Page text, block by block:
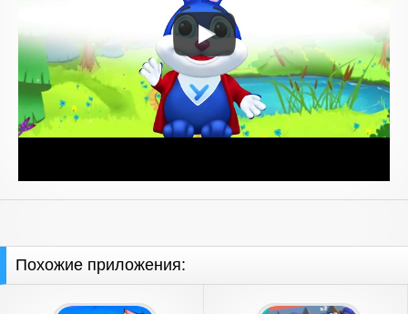
Похожие приложения: